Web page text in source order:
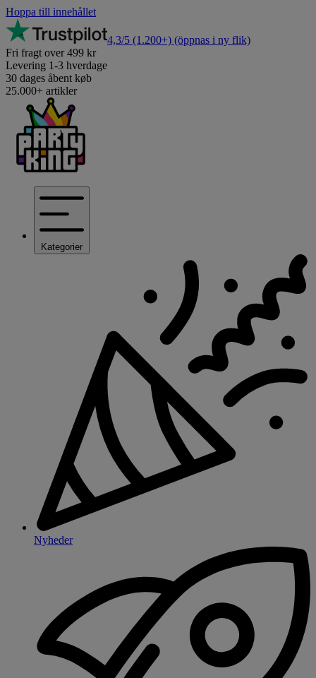
Hoppa till innehållet
4,3/5 (1.200+) (öppnas i ny flik)
Fri fragt over 499 kr
Levering 1-3 hverdage
30 dages åbent køb
25.000+ artikler
Kategorier
Nyheder